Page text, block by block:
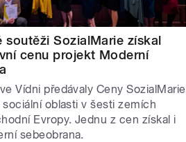
soutěži SozialMarie získal
cenu projekt Moderní
Vídni předávaly Ceny SozialMarie
oblasti v šesti zemích
Evropy. Jednu z cen získal i
sebeobrana.